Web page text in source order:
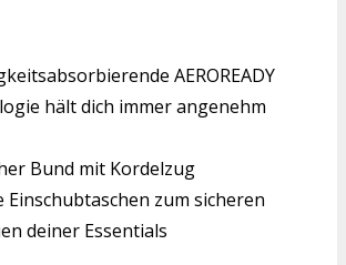
AEROREADY
hält dich immer angenehm
Bund mit Kordelzug
Einschubtaschen zum sicheren
deiner Essentials